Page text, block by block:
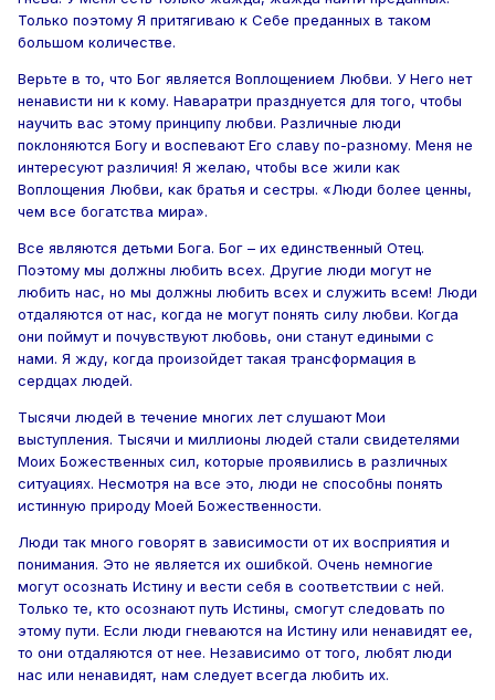
Только поэтому Я притягиваю к Себе преданных в таком
большом количестве.
Верьте в то, что Бог является Воплощением Любви. У Него нет
ненависти ни к кому. Наваратри празднуется для того, чтобы
научить вас этому принципу любви. Различные люди
поклоняются Богу и воспевают Его славу по-разному. Меня не
интересуют различия! Я желаю, чтобы все жили как
Воплощения Любви, как братья и сестры. «Люди более ценны,
чем все богатства мира».
Все являются детьми Бога. Бог – их единственный Отец.
Поэтому мы должны любить всех. Другие люди могут не
любить нас, но мы должны любить всех и служить всем! Люди
отдаляются от нас, когда не могут понять силу любви. Когда
они поймут и почувствуют любовь, они станут едиными с
нами. Я жду, когда произойдет такая трансформация в
сердцах людей.
Тысячи людей в течение многих лет слушают Мои
выступления. Тысячи и миллионы людей стали свидетелями
Моих Божественных сил, которые проявились в различных
ситуациях. Несмотря на все это, люди не способны понять
истинную природу Моей Божественности.
Люди так много говорят в зависимости от их восприятия и
понимания. Это не является их ошибкой. Очень немногие
могут осознать Истину и вести себя в соответствии с ней.
Только те, кто осознают путь Истины, смогут следовать по
этому пути. Если люди гневаются на Истину или ненавидят ее,
то они отдаляются от нее. Независимо от того, любят люди
нас или ненавидят, нам следует всегда любить их.